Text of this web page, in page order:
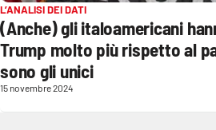
Good Morning Vietnam
Parchi Marini Calabria
Leggendo Alvaro insieme
L’ANALISI DEI DATI
(Anche) gli italoamericani
Trump molto più rispetto al
sono gli unici
15 novembre 2024